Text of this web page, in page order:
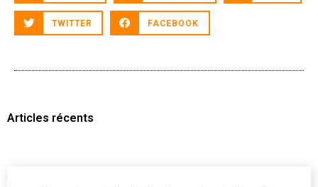
TWITTER FACEBOOK
Articles récents